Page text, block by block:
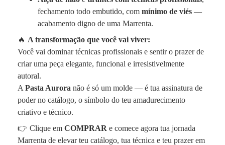
fechamento todo embutido, com mínimo de viés —
acabamento digno de uma Marrenta.
🔥 A transformação que você vai viver:
Você vai dominar técnicas profissionais e sentir o prazer de
criar uma peça elegante, funcional e irresistivelmente
autoral.
A Pasta Aurora não é só um molde — é tua assinatura de
poder no catálogo, o símbolo do teu amadurecimento
criativo e técnico.
👉 Clique em COMPRAR e comece agora tua jornada
Marrenta de elevar teu catálogo, tua técnica e teu prazer em